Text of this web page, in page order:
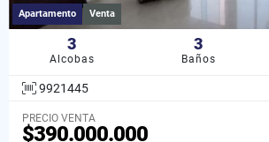
Apartamento Venta
3
Alcobas
3
Baños
9921445
PRECIO VENTA
$390.000.000